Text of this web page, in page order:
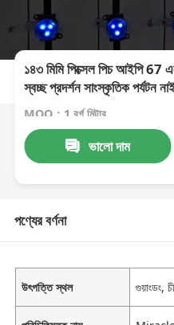
১৪৩ মিমি পিক্সেল পিচ আইপি 67
স্বচ্ছ প্রদর্শন সাংস্কৃতিক পর্যটন
MOQ：1 বর্গ মিটার
ভালো দাম
পণ্যের বর্ণনা
উৎপত্তি স্থল গুয়াংডং,